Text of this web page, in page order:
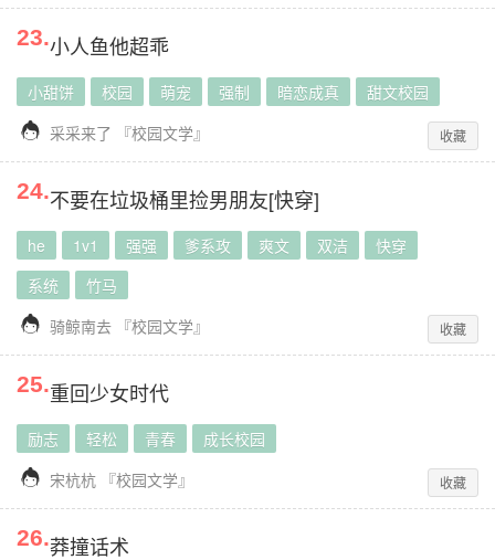
23.小人鱼他超乖
小甜饼 校园 萌宠 强制 暗恋成真 甜文校园
 采采来了 『校园文学』 收藏
24.不要在垃圾桶里捡男朋友[快穿]
he 1v1 强强 爹系攻 爽文 双洁
快穿
系统
竹马
 骑鲸南去 『校园文学』 收藏
25.重回少女时代
励志 轻松 青春 成长校园
 宋杭杭 『校园文学』 收藏
26.莽撞话术